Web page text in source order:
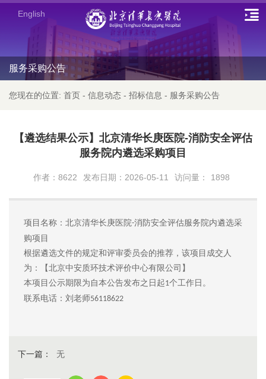
English
服务采购公告
您现在的位置: 首页 - 信息动态 - 招标信息 - 服务采购公告
【遴选结果公示】北京清华长庚医院-消防安全评估
服务院内遴选采购项目
作者：8622 发布日期：2026-05-11 访问量： 1898
项目名称：北京清华长庚医院-消防安全评估服务院内遴选采
购项目
根据遴选文件的规定和评审委员会的推荐，该项目成交人
为：【北京中安质环技术评价中心有限公司】
本项目公示期限为自本公告发布之日起1个工作日。
联系电话： 刘 老师56118622
下一篇： 无